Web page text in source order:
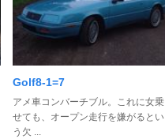
Golf8-1=7
アメ車コンバーチブル。これに女乗
せても、オープン走行を嫌がるとい
う欠 ...